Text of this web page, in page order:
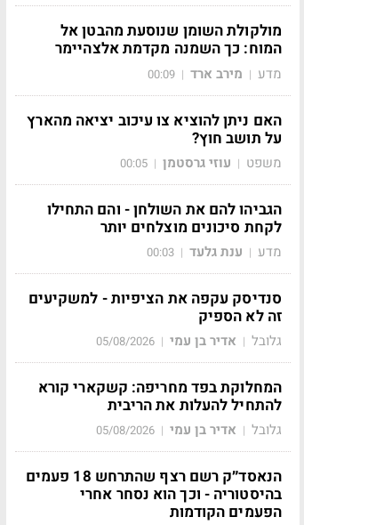
מולקולת השומן שנוסעת מהבטן אל
המוח: כך השמנה מקדמת אלצהיימר
מדע | מירב ארד |
00:09
האם ניתן להוציא צו עיכוב יציאה מהארץ
על תושב חוץ?
משפט | עוזי גרסטמן |
00:05
הגביהו להם את השולחן - והם התחילו
לקחת סיכונים מוצלחים יותר
מדע | ענת גלעד |
00:03
סנדיסק עקפה את הציפיות - למשקיעים
זה לא הספיק
גלובל | אדיר בן עמי |
05/08/2026
המחלוקת בפד מחריפה: קשקארי קורא
להתחיל להעלות את הריבית
גלובל | אדיר בן עמי |
05/08/2026
הנאסד״ק רשם רצף שהתרחש 18 פעמים
בהיסטוריה - וכך הוא נסחר אחרי
הפעמים הקודמות